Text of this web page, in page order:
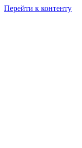
Перейти к контенту